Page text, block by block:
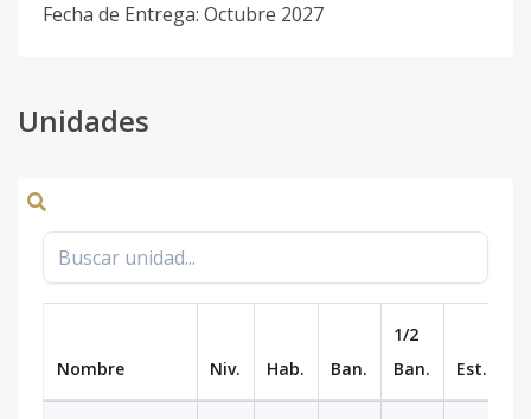
Fecha de Entrega: Octubre 2027
Unidades
Nombre Niv. Hab. Ban.
1/2
Ban.
Est.